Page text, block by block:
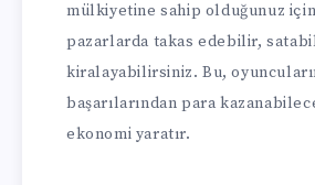
mülkiyetine sahip olduğunuz
pazarlarda takas edebilir,
kiralayabilirsiniz. Bu,
başarılarından para
ekonomi yaratır.